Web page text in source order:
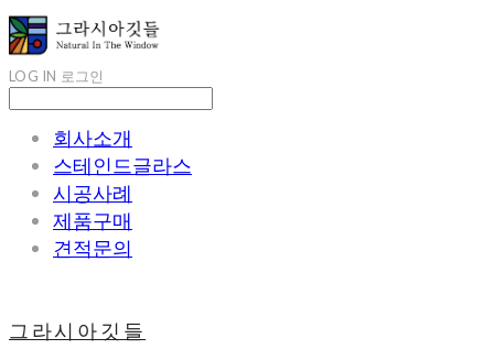
LOG IN 로그인
회사소개
스테인드글라스
시공사례
제품구매
견적문의
그라시아깃들